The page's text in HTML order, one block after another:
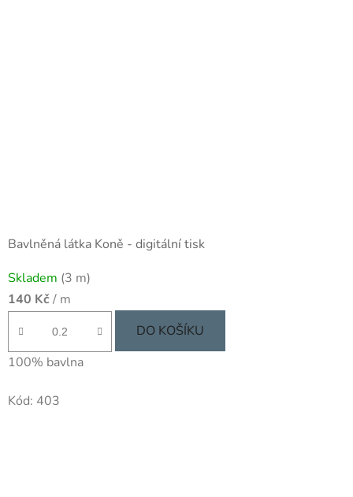
Bavlněná látka Koně - digitální tisk
Skladem (3 m)
140 Kč/ m
DO KOŠÍKU
100% bavlna
Kód: 403